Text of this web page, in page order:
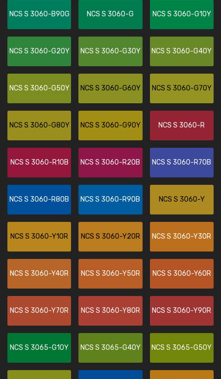
NCS S 3060-B90G NCS S 3060-G NCS S 3060-G10Y
NCS S 3060-G20Y NCS S 3060-G30Y NCS S 3060-G40Y
NCS S 3060-G50Y NCS S 3060-G60Y NCS S 3060-G70Y
NCS S 3060-G80Y NCS S 3060-G90Y NCS S 3060-R
NCS S 3060-R10B NCS S 3060-R20B NCS S 3060-R70B
NCS S 3060-R80B NCS S 3060-R90B NCS S 3060-Y
NCS S 3060-Y10R NCS S 3060-Y20R NCS S 3060-Y30R
NCS S 3060-Y40R NCS S 3060-Y50R NCS S 3060-Y60R
NCS S 3060-Y70R NCS S 3060-Y80R NCS S 3060-Y90R
NCS S 3065-G10Y NCS S 3065-G40Y NCS S 3065-G50Y